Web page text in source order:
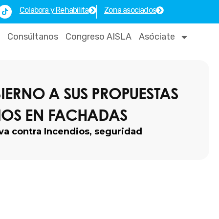
T
i
k
o
Colabora y Rehabilita Zona asociados
Consúltanos Congreso AISLA Asóciate
A SUS PROPUESTAS
EN FACHADAS
contra Incendios, seguridad